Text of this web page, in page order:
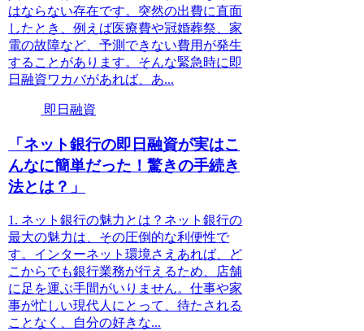
はならない存在です。突然の出費に直面
したとき、例えば医療費や冠婚葬祭、家
電の故障など、予測できない費用が発生
することがあります。そんな緊急時に即
日融資ワカバがあれば、あ...
即日融資
「ネット銀行の即日融資が実はこ
んなに簡単だった！驚きの手続き
法とは？」
1. ネット銀行の魅力とは？ネット銀行の
最大の魅力は、その圧倒的な利便性で
す。インターネット環境さえあれば、ど
こからでも銀行業務が行えるため、店舗
に足を運ぶ手間がいりません。仕事や家
事が忙しい現代人にとって、待たされる
ことなく、自分の好きな...